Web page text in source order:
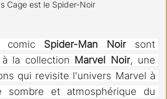
Cage est le Spider-Noir
comic Spider-Man Noir sont
la collection Marvel Noir, une
qui revisite l'univers Marvel à
sombre et atmosphérique du